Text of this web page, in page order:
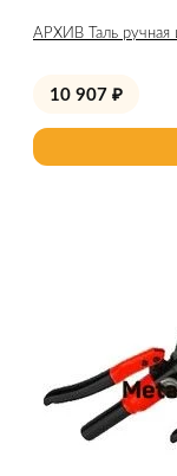
АРХИВ Таль
10 907 ₽